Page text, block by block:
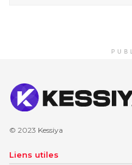
© 2023 Kessiya
Liens utiles